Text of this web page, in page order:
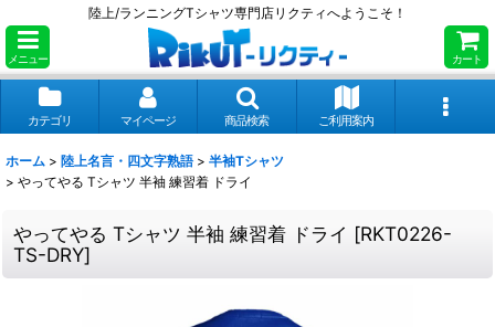
陸上/ランニングTシャツ専門店リクティへようこそ！
メニュー カート
カテゴリ マイページ 商品検索 ご利用案内
ホーム > 陸上名言・四文字熟語 > 半袖Tシャツ
> やってやる Tシャツ 半袖 練習着 ドライ
やってやる Tシャツ 半袖 練習着 ドライ [RKT0226-
TS-DRY]